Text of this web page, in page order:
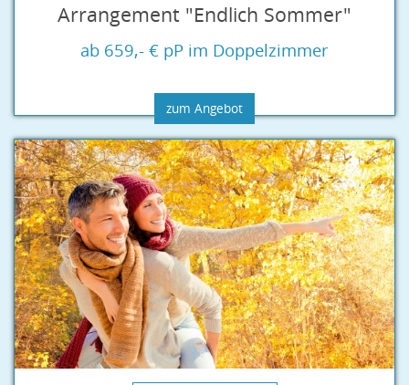
Arrangement "Endlich Sommer"
ab 659,- € pP im Doppelzimmer
zum Angebot